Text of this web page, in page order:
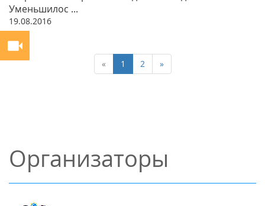
Уменьшилос ...
19.08.2016
« 1 2 »
Организаторы